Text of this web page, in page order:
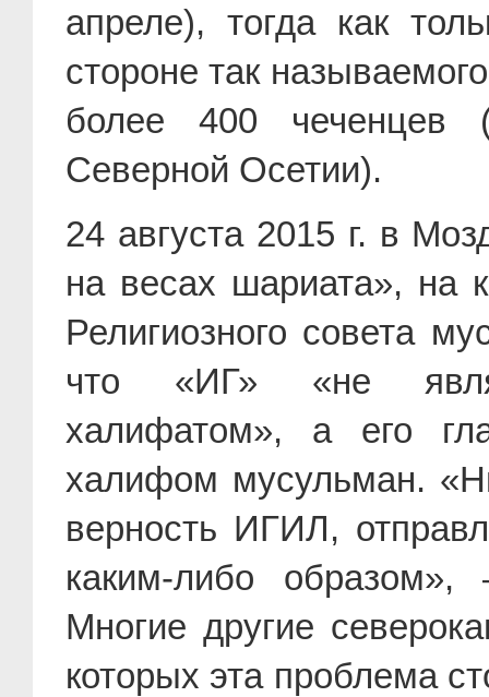
апреле), тогда как
стороне так
более 400
Северной Осетии).
24 августа 2015 г. в
на весах шариата», на
Религиозного совета
что «ИГ» «не
халифатом», а его
халифом мусульман.
верность ИГИЛ,
каким-либо
Многие другие
которых эта проблема